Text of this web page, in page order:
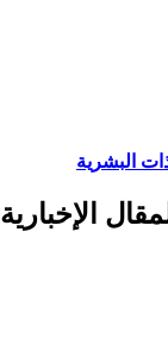
البشرية
2024 ©